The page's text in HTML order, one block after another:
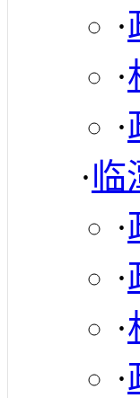
·
·
·
·临
·
·
·
·